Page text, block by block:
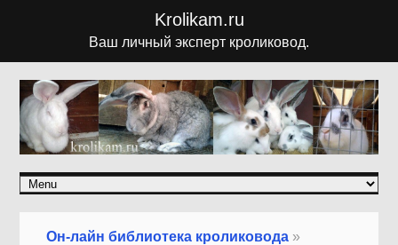
Krolikam.ru
Ваш личный эксперт кроликовод.
Он-лайн библиотека кроликовода »